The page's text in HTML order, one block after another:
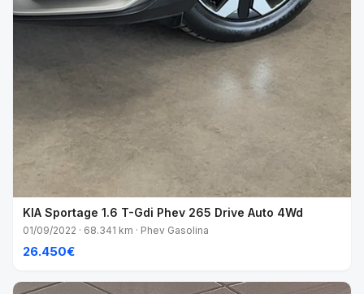
KIA Sportage 1.6 T-Gdi Phev 265 Drive Auto 4Wd
01/09/2022 · 68.341 km · Phev Gasolina
26.450€